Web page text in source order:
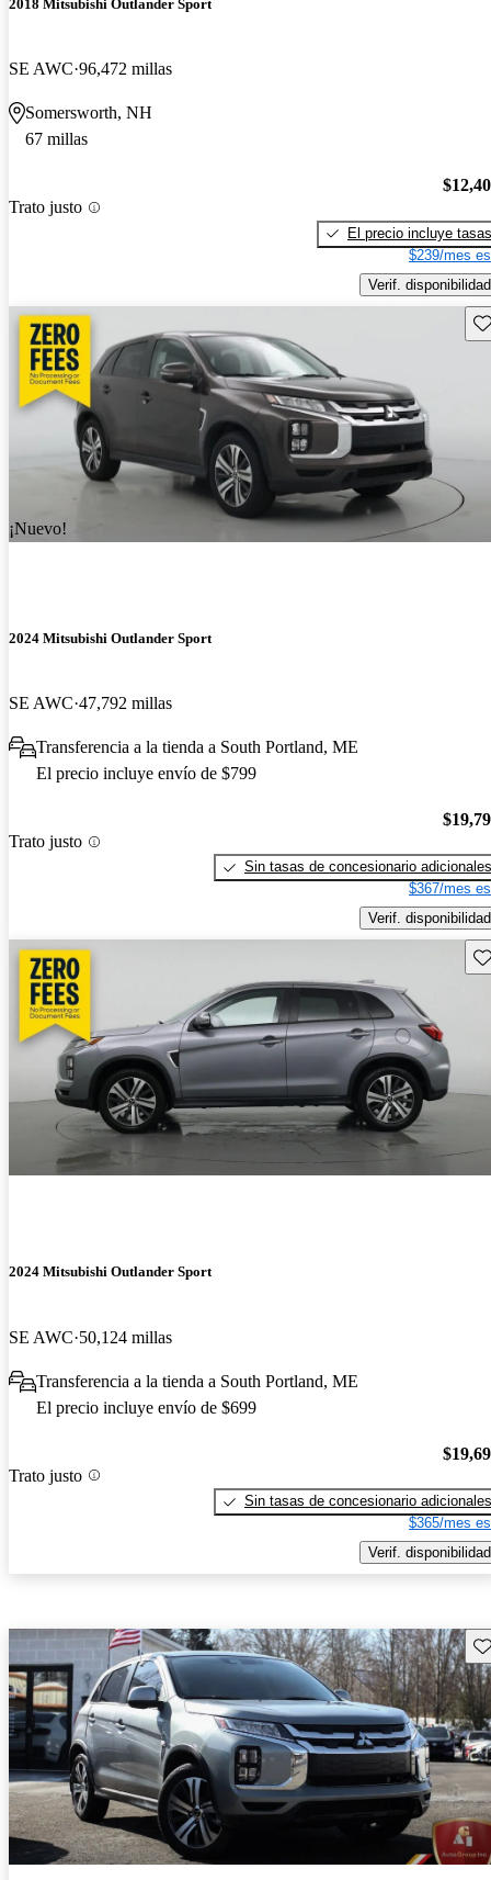
2018 Mitsubishi Outlander Sport
SE AWC 96,472 millas
Somersworth, NH
67 millas
Trato justo
El precio incluye tasas
$239/mes
Verif. disponibilidad
¡Nuevo!
2024 Mitsubishi Outlander Sport
SE AWC 47,792 millas
Transferencia a la tienda a South Portland, ME
El precio incluye envío de $799
Trato justo
Sin tasas de concesionario adicionales
$367/mes
Verif. disponibilidad
2024 Mitsubishi Outlander Sport
SE AWC 50,124 millas
Transferencia a la tienda a South Portland, ME
El precio incluye envío de $699
Trato justo
Sin tasas de concesionario adicionales
$365/mes
Verif. disponibilidad